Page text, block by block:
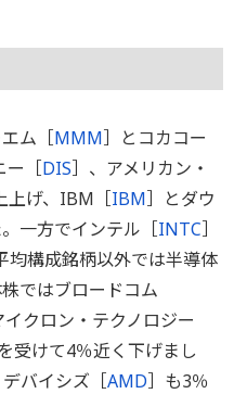
ム［MMM］とコカコー
ー［DIS］、アメリカン・
上げ、IBM［IBM］とダウ
一方でインテル［INTC］
均構成銘柄以外では半導体
ではブロードコム
クロン・テクノロジー
受けて4％近く下げまし
バイシズ［AMD］も3％